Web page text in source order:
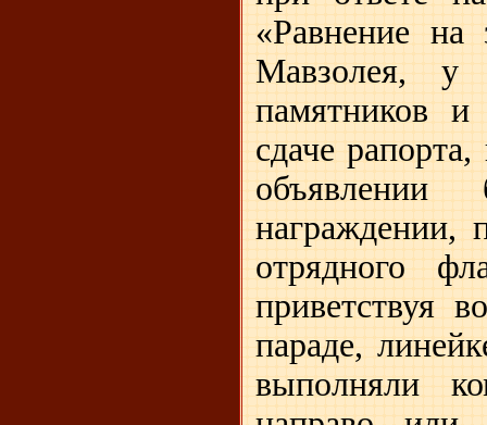
«Равнение
Мавзолея,
памятников
сдаче
объявлении
награждении,
отрядного
приветствуя
параде,
выполняли